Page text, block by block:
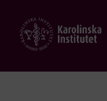
main